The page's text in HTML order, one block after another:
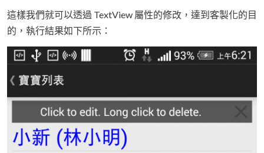
這樣我們就可以透過 TextView 屬性的修改，達到客製化的目
的，執行結果如下所示：